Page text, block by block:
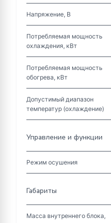
Напряжение, В
Потребляемая мощность
охлаждения, кВт
Потребляемая мощность
обогрева, кВт
Допустимый диапазон
температур (охлаждение)
Управление и функции
Режим осушения
Габариты
Масса внутреннего блока,